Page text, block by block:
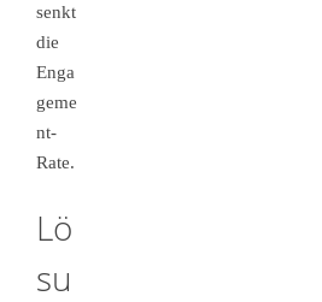
senkt
die
Enga
geme
nt-
Rate.
Lö
su